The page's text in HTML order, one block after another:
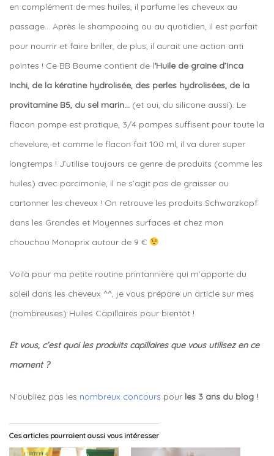
en complément de mes huiles, il parfume les cheveux au
passage… Après le shampooing ou au quotidien, il est parfait
pour nourrir et faire briller, de plus, il aurait une action anti
pointes ! Ce BB Baume contient de l‘Huile de graine d’Inca
Inchi, de la kératine hydrolisée, des perles hydrolisées, de la
provitamine B5, du sel marin… (et oui, du silicone aussi). Le
flacon pompe est pratique, 3/4 pompes suffisent pour toute la
chevelure, et comme le flacon fait 100 ml, il va durer super
longtemps ! J’utilise toujours ce genre de produits (comme les
huiles) avec parcimonie, il ne s’agit pas de graisser ou
cartonner les cheveux ! On retrouve les produits Schwarzkopf
dans les Grandes et Moyennes surfaces et chez mon
chouchou Monoprix autour de 9 €
Voilà pour ma petite routine printannière qui m’apporte du
soleil dans les cheveux ^^, je vous prépare un article sur mes
(nombreuses) Huiles Capillaires pour bientôt !
Et vous, c’est quoi les produits capillaires que vous utilisez en ce
moment ?
N’oubliez pas les nombreux concours pour les 3 ans du blog !
Ces articles pourraient aussi vous intéresser